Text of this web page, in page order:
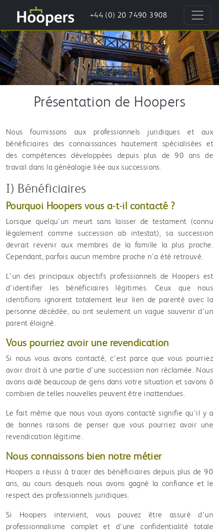
+44 (0) 20 7490 3908
Présentation de Hoopers
Nous fournissons aux professionnels juridiques et aux
bénéficiaires des connaissances hautement spécialisées et
des compétences développées depuis plus de 90 ans de
travail dans la généalogie liée aux successions.
I) Bénéficiaires
Pourquoi Hoopers vous a-t-il contacté ?
Lorsque quelqu'un meurt sans laisser de testament (connu
légalement comme succession ab intestat), sa succession
devrait revenir aux membres de la famille la plus proche.
Cependant, parfois aucun membre proche n’a été retrouvé.
L'un des principaux objectifs professionnels de Hoopers est
d'identifier les bénéficiaires légitimes. Ceux que nous
identifions ignorent totalement leur lien de parenté avec la
personne décédée, ou ont seulement un vague souvenir d'un
parent éloigné.
Vous pourriez avoir une revendication
Si nous vous avons contacté, c’est parce que vous pourriez
avoir droit à une partie d'une succession non réclamée. Nous
avons aidé beaucoup de gens dans votre situation et savons ô
combien de telles nouvelles peuvent être inattendues.
Le fait même que nous vous ayons contacté signifie qu'il y a
de bonnes raisons de penser que vous pourriez avoir une
revendication légitime.
Nous connaissons bien notre métier
Hoopers a réussi à tracer des bénéficiaires depuis plus de 90
ans, au cours desquels nous avons gagné la confiance et le
respect des professionnels juridiques.
Si Hoopers intervient, vous pouvez être assuré d'un
professionnalisme complet et d'une confidentialité totale